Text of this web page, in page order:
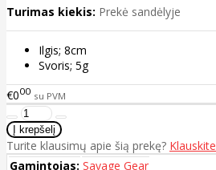
Turimas kiekis: Prekė sandėlyje
Ilgis; 8cm
Svoris; 5g
€000 su PVM
Turite klausimų apie šią prekę? Klauskite
Gamintojas: Savage Gear